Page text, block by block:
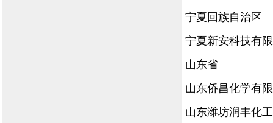
宁夏回族自治区
宁夏新安科技有
山东省
山东侨昌化学有
山东潍坊润丰化